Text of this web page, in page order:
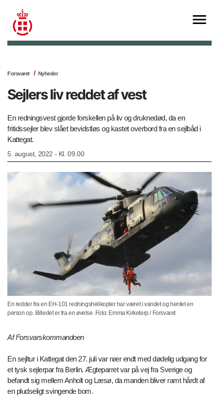
Forsvaret Nyheder
Sejlers liv reddet af vest
En redningsvest gjorde forskellen på liv og druknedød, da en
fritidssejler blev slået bevidstløs og kastet overbord fra en sejlbåd i
Kattegat.
5. august, 2022 - Kl. 09.00
En redder fra en EH-101 redningshelikopter har været i vandet og hentet en
person op. Billedet er fra en øvelse. Foto: Emma Kirketerp / Forsvaret
Af Forsvarskommandoen
En sejltur i Kattegat den 27. juli var nær endt med dødelig udgang for
et tysk sejlerpar fra Berlin. Ægteparret var på vej fra Sverige og
befandt sig mellem Anholt og Læsø, da manden bliver ramt hårdt af
en pludseligt svingende bom.